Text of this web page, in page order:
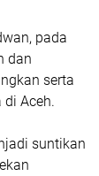
pada
dan
serta
Aceh.
suntikan